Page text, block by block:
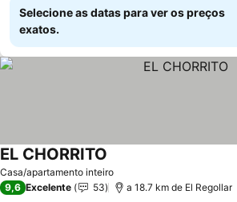
Selecione as datas para ver os preços
exatos.
Casa/apartamento inteiro
EL CHORRITO
9,6 Excelente 53 a 18.7 km de El Regollar